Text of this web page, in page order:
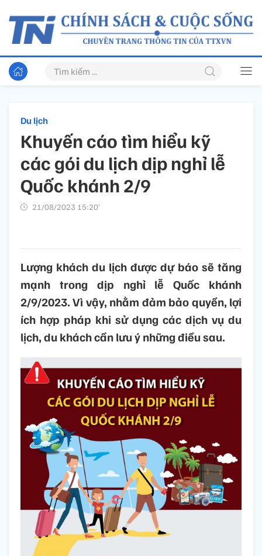
Du lịch
Khuyến cáo tìm hiểu kỹ
các gói du lịch dịp nghỉ lễ
Quốc khánh 2/9
21/08/2023 15:20’
Lượng khách du lịch được dự báo sẽ tăng
mạnh trong dịp nghỉ lễ Quốc khánh
2/9/2023. Vì vậy, nhằm đảm bảo quyền, lợi
ích hợp pháp khi sử dụng các dịch vụ du
lịch, du khách cần lưu ý những điều sau.